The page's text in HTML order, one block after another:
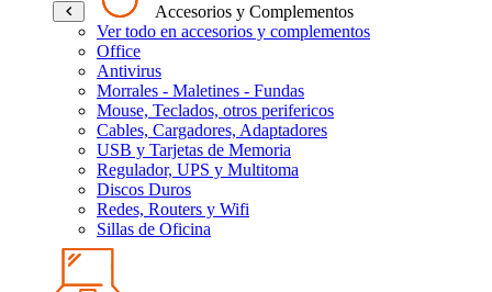
Accesorios y Complementos
Ver todo en accesorios y complementos
Office
Antivirus
Morrales - Maletines - Fundas
Mouse, Teclados, otros perifericos
Cables, Cargadores, Adaptadores
USB y Tarjetas de Memoria
Regulador, UPS y Multitoma
Discos Duros
Redes, Routers y Wifi
Sillas de Oficina